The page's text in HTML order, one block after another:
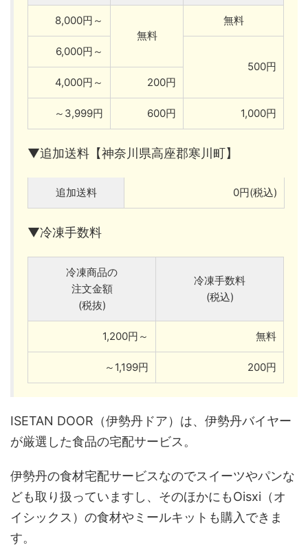
8,000円～
無料
無料
6,000円～
500円
4,000円～
200円
～3,999円 600円 1,000円
▼追加送料【神奈川県高座郡寒川町】
追加送料 0円(税込)
▼冷凍手数料
冷凍商品の
注文金額
(税抜)
冷凍手数料
(税込)
1,200円～ 無料
～1,199円 200円
ISETAN DOOR（伊勢丹ドア）は、伊勢丹バイヤー
が厳選した食品の宅配サービス。
伊勢丹の食材宅配サービスなのでスイーツやパンな
ども取り扱っていますし、そのほかにもOisxi（オ
イシックス）の食材やミールキットも購入できま
す。